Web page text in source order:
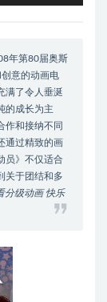
年第80届奥斯
意的动画电
满了令人垂涎
的成长为主
作和接纳不同
通过精致的画
员》不仅适合
关于团结和多
分级动画 快乐